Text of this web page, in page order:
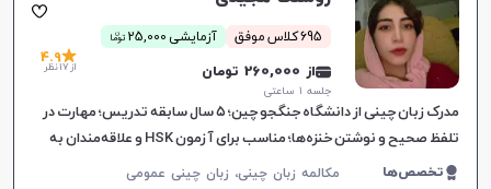
695 کلاس موفق آزمایشی 25,000 توما
ن
از 260,000 تومان
جلسه ۱ ساعتی
4.9
از 17 نظر
مدرک زبان چینی از دانشگاه جنگجو چین؛ ۵ سال سابقه تدریس؛ مهارت در
تلفظ صحیح و نوشتن خنزه‌ها؛ مناسب برای آزمون HSK و علاقه‌مندان به
فرهنگ چین؛ هدف بهبود یادگیری زبان.
تخصص‌ها
مکالمه زبان چینی، زبان چینی عمومی